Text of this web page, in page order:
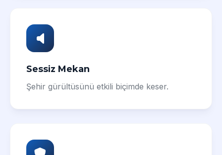
Sessiz Mekan
Şehir gürültüsünü etkili biçimde keser.